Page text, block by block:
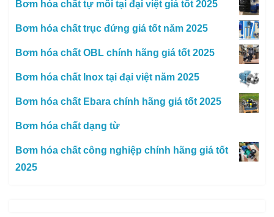
Bơm hóa chất tự mồi tại đại việt giá tốt 2025
Bơm hóa chất trục đứng giá tốt năm 2025
Bơm hóa chất OBL chính hãng giá tốt 2025
Bơm hóa chất Inox tại đại việt năm 2025
Bơm hóa chất Ebara chính hãng giá tốt 2025
Bơm hóa chất dạng từ
Bơm hóa chất công nghiệp chính hãng giá tốt
2025